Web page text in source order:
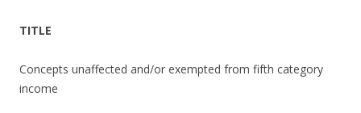
TITLE
Concepts unaffected and/or exempted from fifth category
income